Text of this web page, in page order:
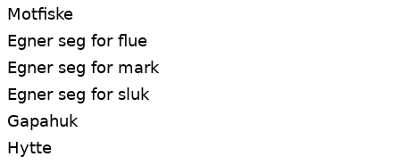
Motfiske
Egner seg for flue
Egner seg for mark
Egner seg for sluk
Gapahuk
Hytte